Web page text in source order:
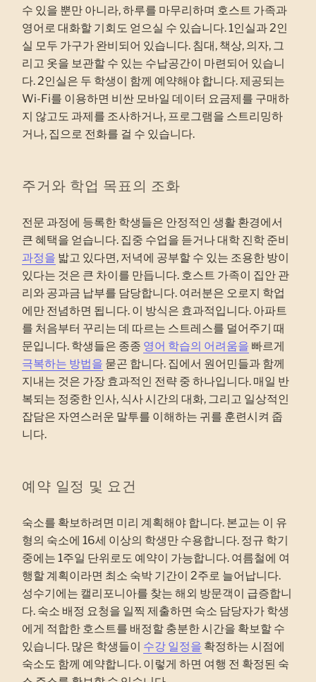
수 있을 뿐만 아니라, 하루를 마무리하며 호스트 가족과
영어로 대화할 기회도 얻으실 수 있습니다. 1인실과 2인
실 모두 가구가 완비되어 있습니다. 침대, 책상, 의자, 그
리고 옷을 보관할 수 있는 수납공간이 마련되어 있습니
다. 2인실은 두 학생이 함께 예약해야 합니다. 제공되는
Wi-Fi를 이용하면 비싼 모바일 데이터 요금제를 구매하
지 않고도 과제를 조사하거나, 프로그램을 스트리밍하
거나, 집으로 전화를 걸 수 있습니다.
주거와 학업 목표의 조화
전문 과정에 등록한 학생들은 안정적인 생활 환경에서
큰 혜택을 얻습니다. 집중 수업을 듣거나 대학 진학 준비
과정을 밟고 있다면, 저녁에 공부할 수 있는 조용한 방이
있다는 것은 큰 차이를 만듭니다. 호스트 가족이 집안 관
리와 공과금 납부를 담당합니다. 여러분은 오로지 학업
에만 전념하면 됩니다. 이 방식은 효과적입니다. 아파트
를 처음부터 꾸리는 데 따르는 스트레스를 덜어주기 때
문입니다. 학생들은 종종 영어 학습의 어려움을 빠르게
극복하는 방법을 묻곤 합니다. 집에서 원어민들과 함께
지내는 것은 가장 효과적인 전략 중 하나입니다. 매일 반
복되는 정중한 인사, 식사 시간의 대화, 그리고 일상적인
잡담은 자연스러운 말투를 이해하는 귀를 훈련시켜 줍
니다.
예약 일정 및 요건
숙소를 확보하려면 미리 계획해야 합니다. 본교는 이 유
형의 숙소에 16세 이상의 학생만 수용합니다. 정규 학기
중에는 1주일 단위로도 예약이 가능합니다. 여름철에 여
행할 계획이라면 최소 숙박 기간이 2주로 늘어납니다.
성수기에는 캘리포니아를 찾는 해외 방문객이 급증합니
다. 숙소 배정 요청을 일찍 제출하면 숙소 담당자가 학생
에게 적합한 호스트를 배정할 충분한 시간을 확보할 수
있습니다. 많은 학생들이 수강 일정을 확정하는 시점에
숙소도 함께 예약합니다. 이렇게 하면 여행 전 확정된 숙